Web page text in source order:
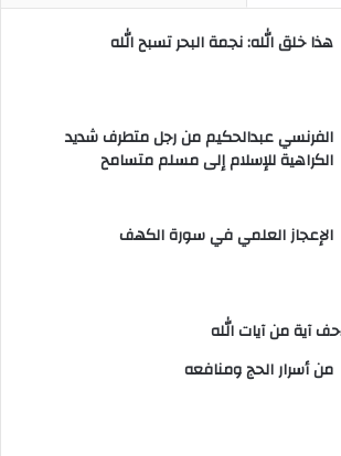
هذا خلق الله: نجمة البحر تسبح الله
الفرنسي عبدالحكيم من رجل متطرف شديد
الكراهية للإسلام إلى مسلم متسامح
الإعجاز العلمي في سورة الكهف
آية من آيات الله
من أسرار الحج ومنافعه